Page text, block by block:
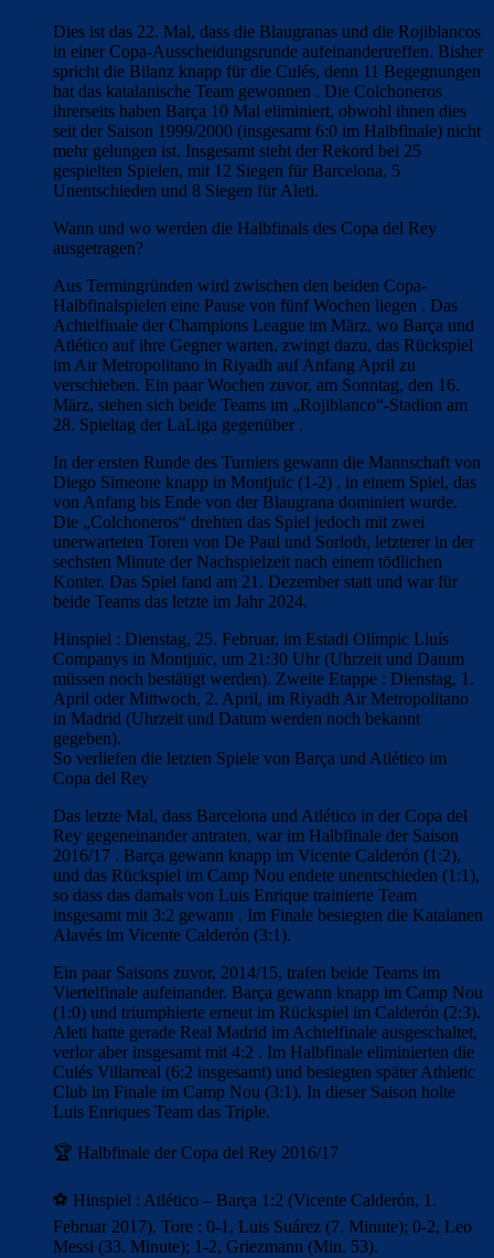
Dies ist das 22. Mal, dass die Blaugranas und die Rojiblancos
in einer Copa-Ausscheidungsrunde aufeinandertreffen. Bisher
spricht die Bilanz knapp für die Culés, denn 11 Begegnungen
hat das katalanische Team gewonnen . Die Colchoneros
ihrerseits haben Barça 10 Mal eliminiert, obwohl ihnen dies
seit der Saison 1999/2000 (insgesamt 6:0 im Halbfinale) nicht
mehr gelungen ist. Insgesamt steht der Rekord bei 25
gespielten Spielen, mit 12 Siegen für Barcelona, ​​5
Unentschieden und 8 Siegen für Aleti.
Wann und wo werden die Halbfinals des Copa del Rey
ausgetragen?
Aus Termingründen wird zwischen den beiden Copa-
Halbfinalspielen eine Pause von fünf Wochen liegen . Das
Achtelfinale der Champions League im März, wo Barça und
Atlético auf ihre Gegner warten, zwingt dazu, das Rückspiel
im Air Metropolitano in Riyadh auf Anfang April zu
verschieben. Ein paar Wochen zuvor, am Sonntag, den 16.
März, stehen sich beide Teams im „Rojiblanco“-Stadion am
28. Spieltag der LaLiga gegenüber .
In der ersten Runde des Turniers gewann die Mannschaft von
Diego Simeone knapp in Montjuïc (1-2) , in einem Spiel, das
von Anfang bis Ende von der Blaugrana dominiert wurde.
Die „Colchoneros“ drehten das Spiel jedoch mit zwei
unerwarteten Toren von De Paul und Sorloth, letzterer in der
sechsten Minute der Nachspielzeit nach einem tödlichen
Konter. Das Spiel fand am 21. Dezember statt und war für
beide Teams das letzte im Jahr 2024.
Hinspiel : Dienstag, 25. Februar, im Estadi Olímpic Lluís
Companys in Montjuïc, um 21:30 Uhr (Uhrzeit und Datum
müssen noch bestätigt werden). Zweite Etappe : Dienstag, 1.
April oder Mittwoch, 2. April, im Riyadh Air Metropolitano
in Madrid (Uhrzeit und Datum werden noch bekannt
gegeben).
So verliefen die letzten Spiele von Barça und Atlético im
Copa del Rey
Das letzte Mal, dass Barcelona und Atlético in der Copa del
Rey gegeneinander antraten, war im Halbfinale der Saison
2016/17 . Barça gewann knapp im Vicente Calderón (1:2),
und das Rückspiel im Camp Nou endete unentschieden (1:1),
so dass das damals von Luis Enrique trainierte Team
insgesamt mit 3:2 gewann . Im Finale besiegten die Katalanen
Alavés im Vicente Calderón (3:1).
Ein paar Saisons zuvor, 2014/15, trafen beide Teams im
Viertelfinale aufeinander. Barça gewann knapp im Camp Nou
(1:0) und triumphierte erneut im Rückspiel im Calderón (2:3).
Aleti hatte gerade Real Madrid im Achtelfinale ausgeschaltet,
verlor aber insgesamt mit 4:2 . Im Halbfinale eliminierten die
Culés Villarreal (6:2 insgesamt) und besiegten später Athletic
Club im Finale im Camp Nou (3:1). In dieser Saison holte
Luis Enriques Team das Triple.
🏆 Halbfinale der Copa del Rey 2016/17
⚽ Hinspiel : Atlético – Barça 1:2 (Vicente Calderón, 1.
Februar 2017). Tore : 0-1, Luis Suárez (7. Minute); 0-2, Leo
Messi (33. Minute); 1-2, Griezmann (Min. 53).